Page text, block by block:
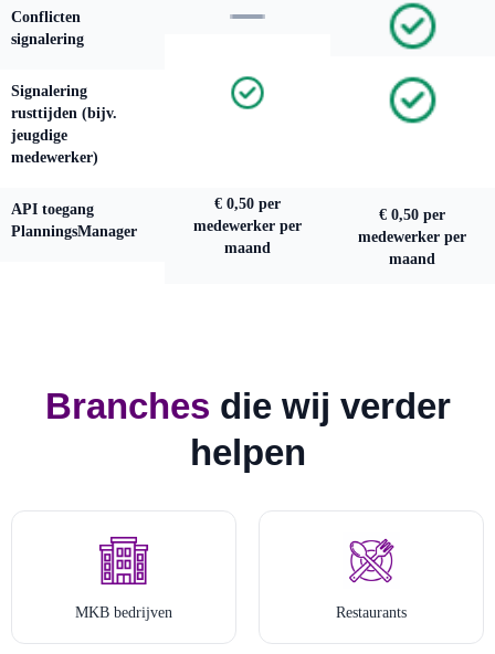
Conflicten
signalering
Signalering
rusttijden (bijv.
jeugdige
medewerker)
API toegang
PlanningsManager
€ 0,50 per
medewerker per
maand
€ 0,50 per
medewerker per
maand
Branches die wij verder
helpen
MKB bedrijven Restaurants